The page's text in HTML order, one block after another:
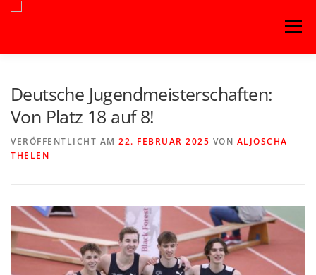
Zum
Menü
Deutsche Jugendmeisterschaften:
Von Platz 18 auf 8!
VERÖFFENTLICHT AM 22. FEBRUAR 2025 VON ALJOSCHA
THELEN